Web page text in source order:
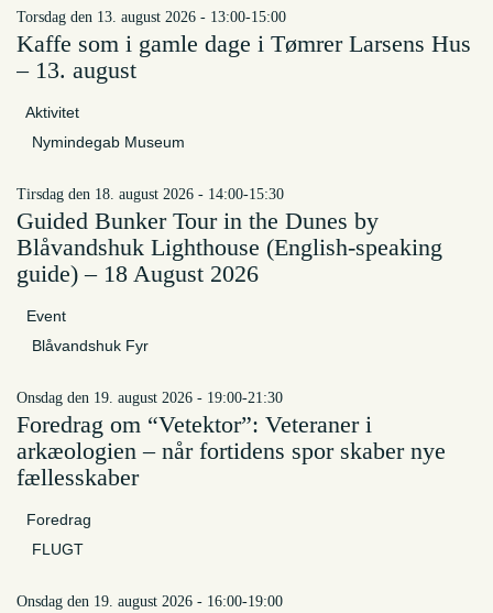
torsdag den 13. august 2026 - 13:00-15:00
Kaffe som i gamle dage i Tømrer Larsens Hus
– 13. august
Aktivitet
Nymindegab Museum
tirsdag den 18. august 2026 - 14:00-15:30
Guided Bunker Tour in the Dunes by
Blåvandshuk Lighthouse (English-speaking
guide) – 18 August 2026
Event
Blåvandshuk Fyr
onsdag den 19. august 2026 - 19:00-21:30
Foredrag om “Vetektor”: Veteraner i
arkæologien – når fortidens spor skaber nye
fællesskaber
Foredrag
FLUGT
onsdag den 19. august 2026 - 16:00-19:00